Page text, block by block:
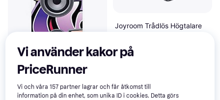
Joyroom Trådlös Högtalare
Bluetooth
Vi använder kakor på
PriceRunner
Vi och våra157 partner lagrar och får åtkomst till
information på din enhet, som unika ID i cookies. Detta görs